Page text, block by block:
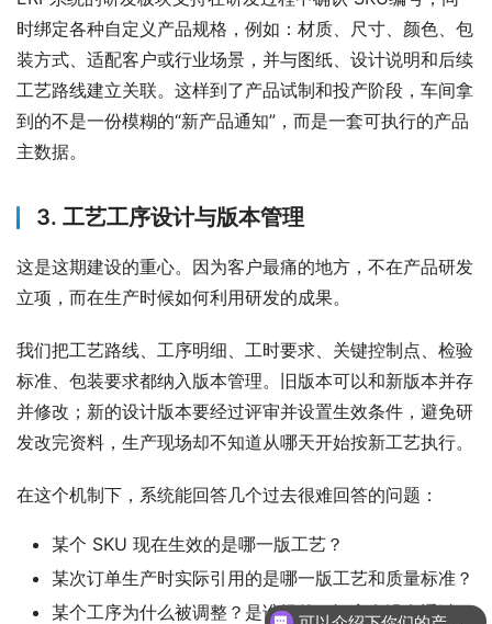
时绑定各种自定义产品规格，例如：材质、尺寸、颜色、包
装方式、适配客户或行业场景，并与图纸、设计说明和后续
工艺路线建立关联。这样到了产品试制和投产阶段，车间拿
到的不是一份模糊的“新产品通知”，而是一套可执行的产品
主数据。
3. 工艺工序设计与版本管理
这是这期建设的重心。因为客户最痛的地方，不在产品研发
立项，而在生产时候如何利用研发的成果。
我们把工艺路线、工序明细、工时要求、关键控制点、检验
标准、包装要求都纳入版本管理。旧版本可以和新版本并存
并修改；新的设计版本要经过评审并设置生效条件，避免研
发改完资料，生产现场却不知道从哪天开始按新工艺执行。
在这个机制下，系统能回答几个过去很难回答的问题：
某个 SKU 现在生效的是哪一版工艺？
某次订单生产时实际引用的是哪一版工艺和质量标准？
某个工序为什么被调整？是谁提的？评审有没有通过？